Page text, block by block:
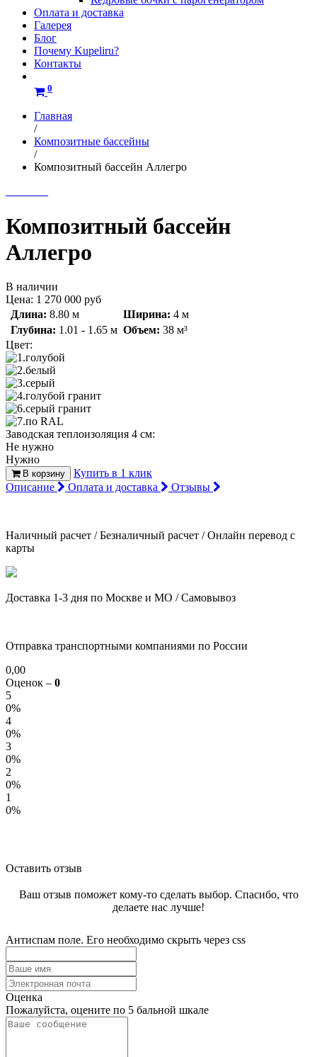
Оплата и доставка
Галерея
Блог
Почему Kupeliru?
Контакты
0
Главная
/
Композитные бассейны
/
Композитный бассейн Аллегро
Композитный бассейн
Аллегро
В наличии
Цена: 1 270 000 руб
Длина: 8.80 м Ширина: 4 м
Глубина: 1.01 - 1.65 м Объем: 38 м³
Цвет:
Заводская теплоизоляция 4 см:
Не нужно
Нужно
В корзину
Купить в 1 клик
Описание
Оплата и доставка Отзывы
Наличный расчет / Безналичный расчет / Онлайн перевод с
карты
Доставка 1-3 дня по Москве и МО / Самовывоз
Отправка транспортными компаниями по России
0,00
Оценок – 0
5
0%
4
0%
3
0%
2
0%
1
0%
Оставить отзыв
Ваш отзыв поможет кому-то сделать выбор. Спасибо, что
делаете нас лучше!
Антиспам поле. Его необходимо скрыть через css
Оценка
Пожалуйста, оцените по 5 бальной шкале